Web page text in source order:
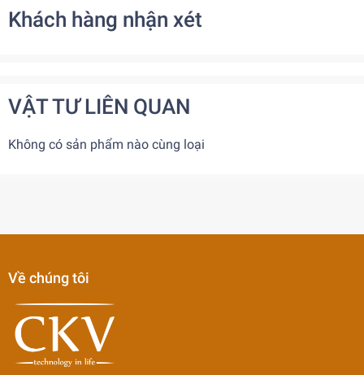
Khách hàng nhận xét
VẬT TƯ LIÊN QUAN
Không có sản phẩm nào cùng loại
Về chúng tôi